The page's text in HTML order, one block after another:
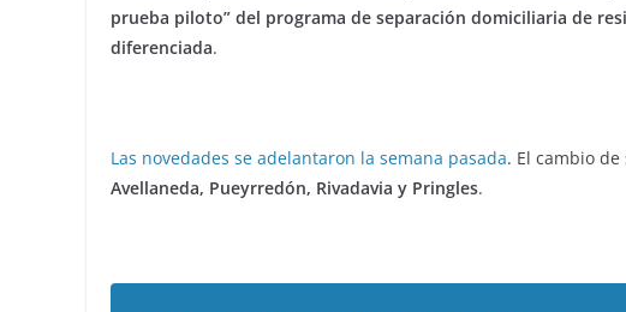
prueba piloto” del programa de separación domiciliaria de
diferenciada.
Las novedades se adelantaron la semana pasada. El cambio
Avellaneda, Pueyrredón, Rivadavia y Pringles.